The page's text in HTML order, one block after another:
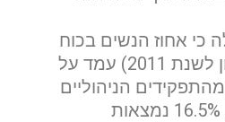
כי אחוז הנשים בכוח
העבודה במשק (נכון לשנת 2011) עמד על
47%. אבל רק 34% מהתפקידים הניהוליים
מאויישים ע”י נשים. 16.5% נמצאות